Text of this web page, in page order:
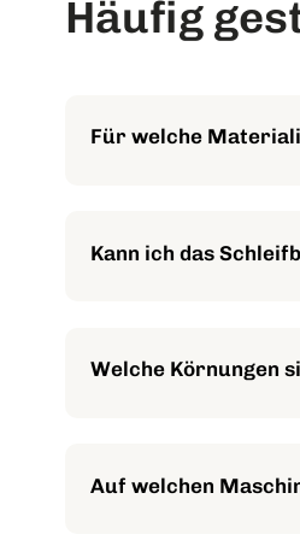
Häufig
Für welche
Kunststoffe, Glas und
Kann ich das
Welche Körnungen
feinere Körnungen
Auf welchen